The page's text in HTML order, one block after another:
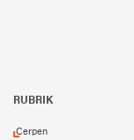
RUBRIK
Cerpen